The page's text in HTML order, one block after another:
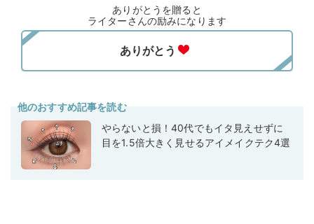
ありがとうを贈ると
ライターさんの励みになります
他のおすすめ記事を読む
やらないと損！40代でもイタ見えせずに
目を1.5倍大きく見せるアイメイクテク4選